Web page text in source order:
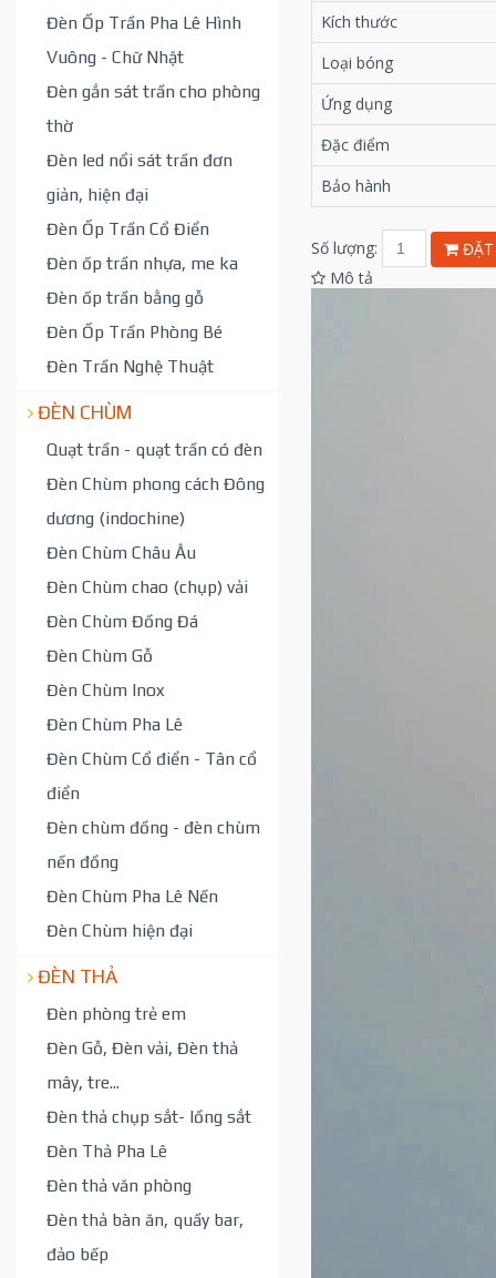
Đèn Ốp Trần Pha Lê Hình
Vuông - Chữ Nhật
Đèn gắn sát trần cho phòng
thờ
Đèn led nổi sát trần đơn
giản, hiện đại
Đèn Ốp Trần Cổ Điển
Đèn ốp trần nhựa, me ka
Đèn ốp trần bằng gỗ
Đèn Ốp Trần Phòng Bé
Đèn Trần Nghệ Thuật
ĐÈN CHÙM
Quạt trần - quạt trần có đèn
Đèn Chùm phong cách Đông
dương (indochine)
Đèn Chùm Châu Âu
Đèn Chùm chao (chụp) vải
Đèn Chùm Đồng Đá
Đèn Chùm Gỗ
Đèn Chùm Inox
Đèn Chùm Pha Lê
Đèn Chùm Cổ điển - Tân cổ
điển
Đèn chùm đồng - đèn chùm
nến đồng
Đèn Chùm Pha Lê Nến
Đèn Chùm hiện đại
ĐÈN THẢ
Đèn phòng trẻ em
Đèn Gỗ, Đèn vải, Đèn thả
mây, tre...
Đèn thả chụp sắt- lồng sắt
Đèn Thả Pha Lê
Đèn thả văn phòng
Đèn thả bàn ăn, quầy bar,
đảo bếp
Kích thước
Loại bóng
Ứng dụng
Đặc điểm
Bảo hành
Số lượng:
ĐẶT
Mô tả